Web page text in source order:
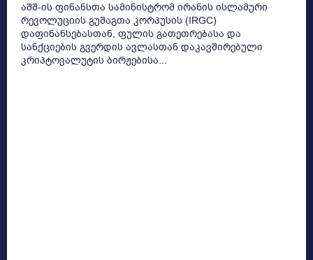
აშშ-ის ფინანსთა სამინისტრომ ირანის ისლამური
რევოლუციის გუშაგთა კორპუსის (IRGC)
დაფინანსებასთან, ფულის გათეთრებასა და
სანქციების გვერდის ავლასთან დაკავშირებული
კრიპტოვალუტის ბირჟებისა...